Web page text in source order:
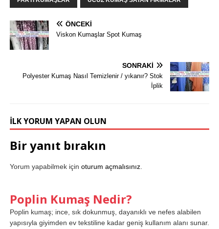
ÖNCEKI
Viskon Kumaşlar Spot Kumaş
SONRAKI
Polyester Kumaş Nasıl Temizlenir / yıkanır? Stok
İplik
İLK YORUM YAPAN OLUN
Bir yanıt bırakın
Yorum yapabilmek için oturum açmalısınız
Poplin Kumaş Nedir?
Poplin kumaş; ince, sık dokunmuş, dayanıklı ve nefes alabilen
yapısıyla giyimden ev tekstiline kadar geniş kullanım alanı sunar.